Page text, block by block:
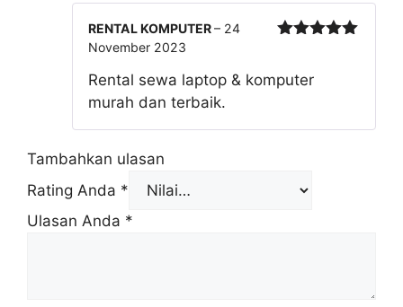
RENTAL KOMPUTER– 24
November 2023
Rental sewa laptop & komputer
murah dan terbaik.
Tambahkan ulasan
Rating Anda *
Ulasan Anda *